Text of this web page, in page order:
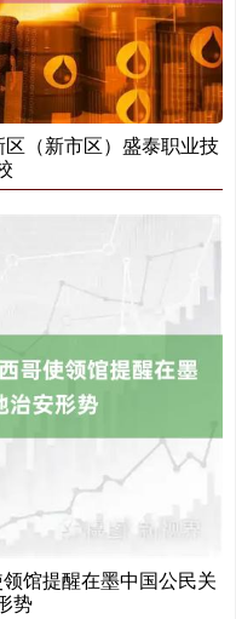
（新市区）盛泰职业技
馆提醒在墨中国公民关
势